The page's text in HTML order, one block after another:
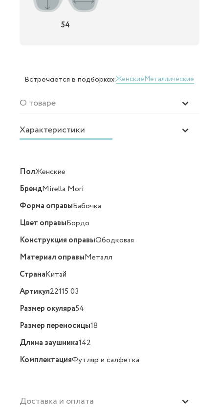
54
Встречается в подборках:ЖенскиеМеталлические
О товаре
Характеристики
ПолЖенские
БрендMirella Mori
Форма оправыБабочка
Цвет оправыБордо
Конструкция оправыОбодковая
Материал оправыМеталл
СтранаКитай
Артикул22115 03
Размер окуляра54
Размер переносицы18
Длина заушника142
КомплектацияФутляр и салфетка
Доставка и оплата